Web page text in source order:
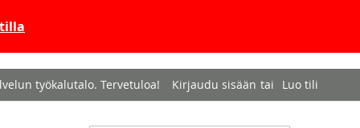
työkalutalo. Tervetuloa! Kirjaudu sisään Luo tili